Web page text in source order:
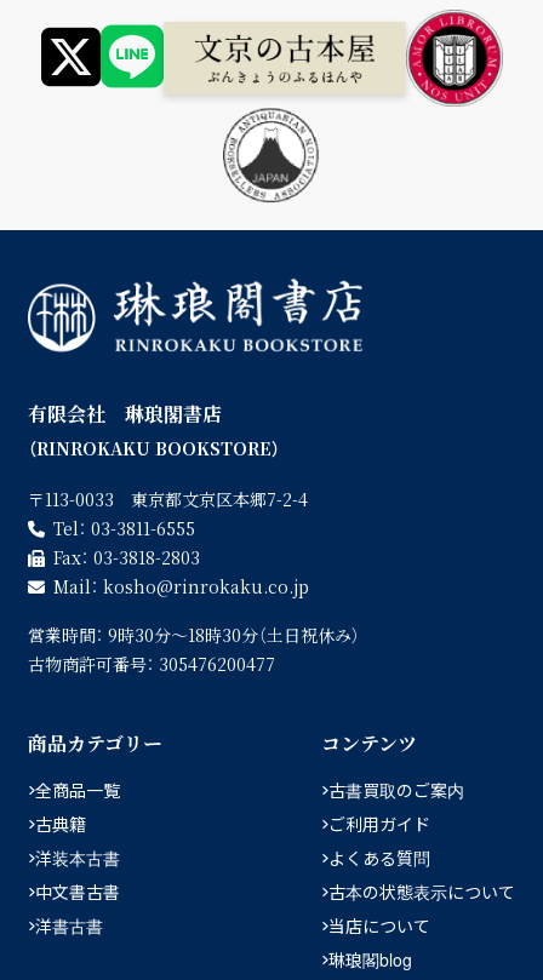
有限会社 琳琅閣書店
（RINROKAKU BOOKSTORE）
〒113-0033 東京都文京区本郷7-2-4
Tel： 03-3811-6555
Fax： 03-3818-2803
Mail： kosho
rinrokaku.co.jp
営業時間： 9時30分〜18時30分（土日祝休み）
古物商許可番号： 305476200477
商品カテゴリー
全商品一覧
古典籍
洋装本古書
中文書古書
洋書古書
コンテンツ
古書買取のご案内
ご利用ガイド
よくある質問
古本の状態表示について
当店について
琳琅閣blog